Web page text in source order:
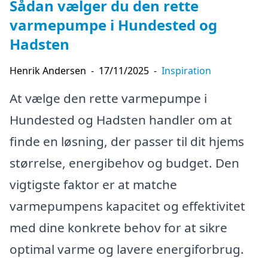
Sådan vælger du den rette
varmepumpe i Hundested og
Hadsten
Henrik Andersen - 17/11/2025 - Inspiration
At vælge den rette varmepumpe i
Hundested og Hadsten handler om at
finde en løsning, der passer til dit hjems
størrelse, energibehov og budget. Den
vigtigste faktor er at matche
varmepumpens kapacitet og effektivitet
med dine konkrete behov for at sikre
optimal varme og lavere energiforbrug.